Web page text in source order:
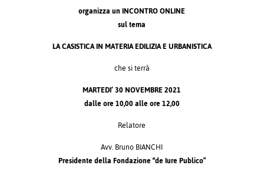
organizza unINCONTRO ONLINE
sul tema
LA CASISTICA IN MATERIA EDILIZIA E URBANISTICA
che si terrà
MARTEDI’ 30 NOVEMBRE 2021
dalle ore 10,00 alle ore 12,00
Relatore
Avv. Bruno BIANCHI
Presidente della Fondazione “de Iure Publico”